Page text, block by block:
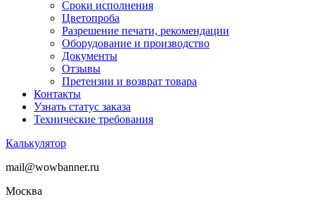
Сроки исполнения
Цветопроба
Разрешение печати, рекомендации
Оборудование и производство
Документы
Отзывы
Претензии и возврат товара
Контакты
Узнать статус заказа
Технические требования
Калькулятор
mail@wowbanner.ru
Москва